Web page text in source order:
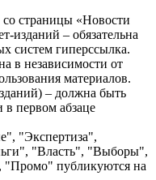
страницы «Новости
изданий – обязательна
систем гиперссылка.
в независимости от
материалов.
– должна быть
в первом абзаце
"Экспертиза",
"Власть", "Выборы",
"Промо" публикуются на